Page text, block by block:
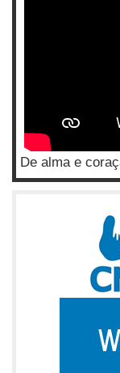
De alma e